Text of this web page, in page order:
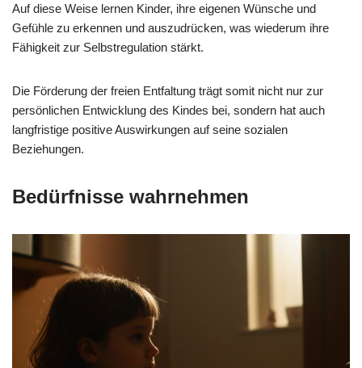
Auf diese Weise lernen Kinder, ihre eigenen Wünsche und
Gefühle zu erkennen und auszudrücken, was wiederum ihre
Fähigkeit zur Selbstregulation stärkt.
Die Förderung der freien Entfaltung trägt somit nicht nur zur
persönlichen Entwicklung des Kindes bei, sondern hat auch
langfristige positive Auswirkungen auf seine sozialen
Beziehungen.
Bedürfnisse wahrnehmen